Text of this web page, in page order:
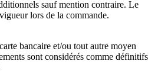
sauf mention contraire. Le
lors de la commande.
bancaire et/ou tout autre moyen
sont considérés comme définitifs